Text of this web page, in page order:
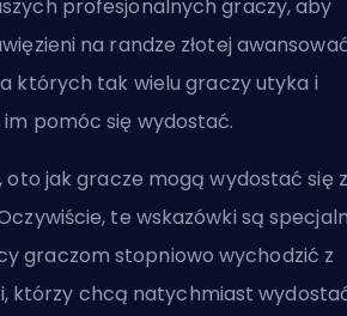
profesjonalnych graczy, aby
na randze złotej
których tak wielu graczy utyka i
pomóc się wydostać.
oto jak gracze mogą wydostać się z
te wskazówki są
graczom stopniowo wychodzić z
którzy chcą natychmiast